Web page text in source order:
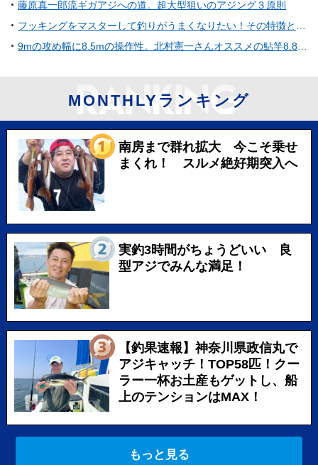
藤原真一郎流ギガアジへの道。超大型狙いのアジング３原則
MONTHLYランキング
南房まで群れ拡大 今こそ乗せ
まくれ！ スルメ絶好期突入へ
実釣3時間がちょうどいい 良
型アジでみんな満足！
【釣果速報】神奈川県政信丸で
アジキャッチ！TOP58匹！クー
ラー一杯お土産もゲットし、船
上のテンションはMAX！
もっと見る